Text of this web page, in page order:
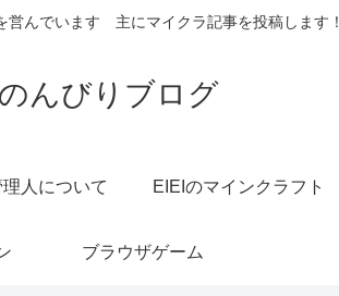
営んでいます 主にマイクラ記事を投稿します！
んびりブログ
人について EIEIのマインクラフト
ブラウザゲーム